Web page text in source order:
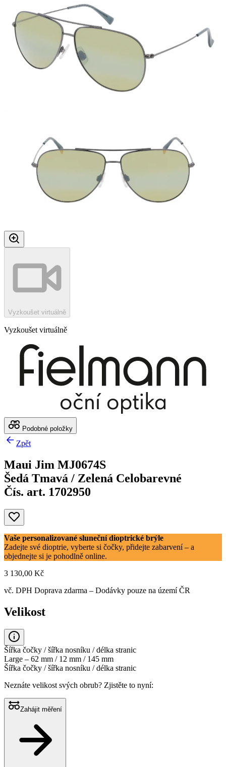
Vyzkoušet virtuálně
Vyzkoušet virtuálně
Podobné položky
Zpět
Maui Jim MJ0674S
Šedá Tmavá / Zelená Celobarevné
Čís. art. 1702950
Vaše personalizované sluneční dioptrické brýle
Zadejte své dioptrie, vyberte si čočky, přidejte zabarvení – a
objednejte si je pohodlně online.
3 130,00 Kč
vč. DPH Doprava zdarma – Dodávky pouze na území ČR
Velikost
Šířka čočky / šířka nosníku / délka stranic
Large – 62 mm / 12 mm / 145 mm
Šířka čočky / šířka nosníku / délka stranic
Neznáte velikost svých obrub? Zjistěte to nyní:
Zahájit měření